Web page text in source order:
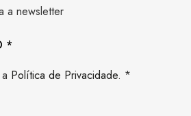
a newsletter
*
Política de Privacidade. *